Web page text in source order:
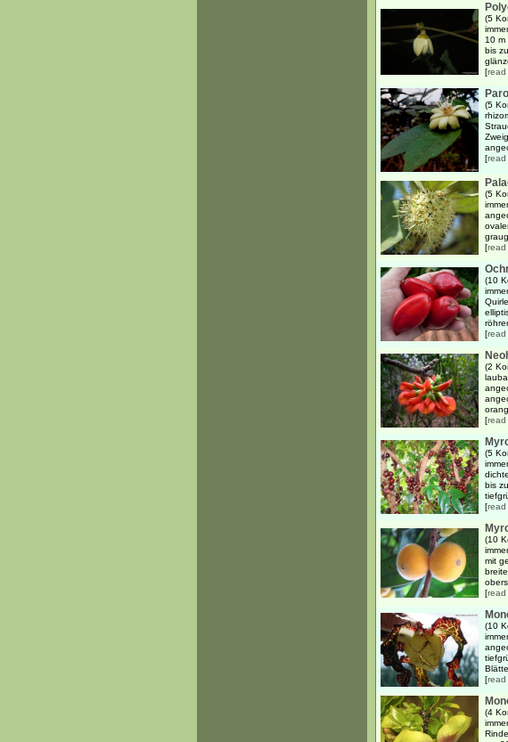
(5
10 m
bis
[read
(5
[read
(5
[read
(10
[read
(2
[read
(5
bis
[read
(10
mit
[read
(10
[read
(4